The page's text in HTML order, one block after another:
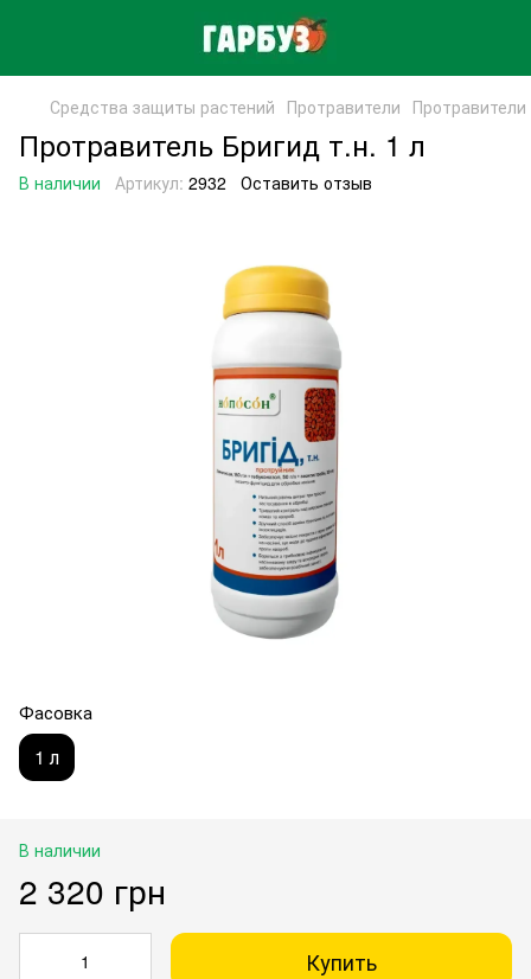
Средства защиты растений Протравители
Протравитель Бригид т.н. 1 л
В наличии Артикул: 2932 Оставить отзыв
Фасовка
1 л
В наличии
2 320 грн
Купить